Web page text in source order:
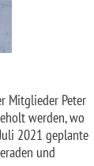
Mitglieder Peter
werden, wo
2021 geplante
und